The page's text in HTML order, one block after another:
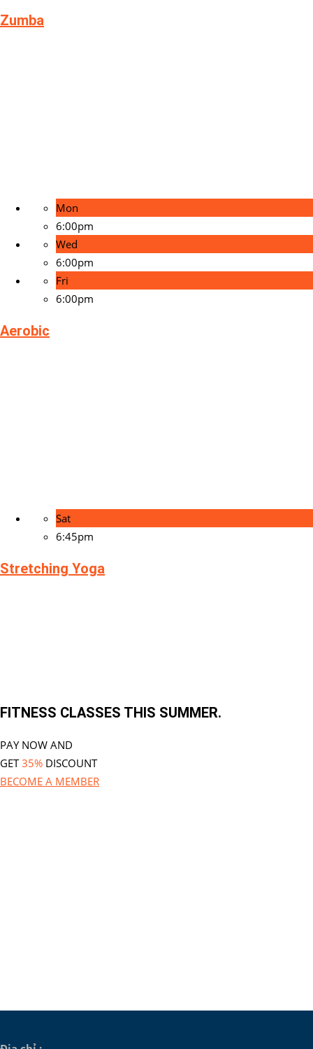
Zumba
Mon
6:00pm
Wed
6:00pm
Fri
6:00pm
Aerobic
Sat
6:45pm
Stretching Yoga
FITNESS CLASSES THIS SUMMER.
PAY NOW AND
GET35% DISCOUNT
BECOME A MEMBER